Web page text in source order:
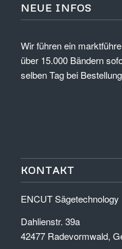
NEUE INFOS
Wir führen ein
über 15.000 Bändern
selben Tag bei
KONTAKT
ENCUT Sägetechnology
Dahlienstr. 39a
42477 Radevormwald,